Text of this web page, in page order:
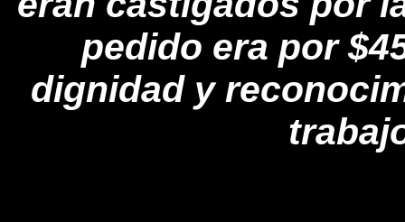
pedido era por
dignidad y